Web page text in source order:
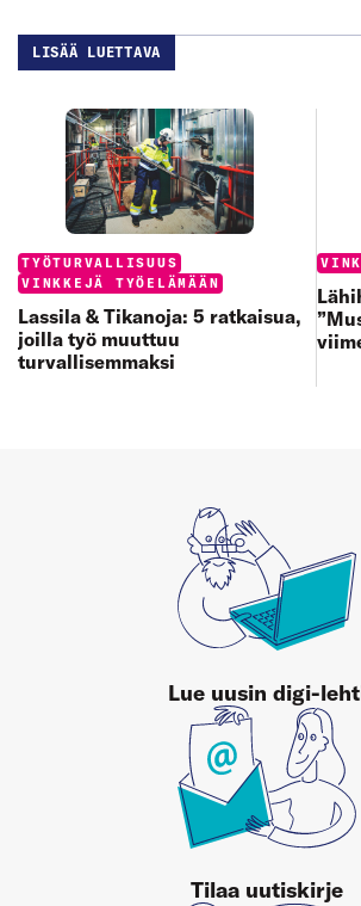
LISÄÄ LUETTAVA
Categories:
TYÖTURVALLISUUS
VINKKEJÄ TYÖELÄMÄÄN
Lassila & Tikanoja: 5 ratkaisua,
joilla työ muuttuu
turvallisemmaksi
Lue uusin digi-
Tilaa uutiskirje